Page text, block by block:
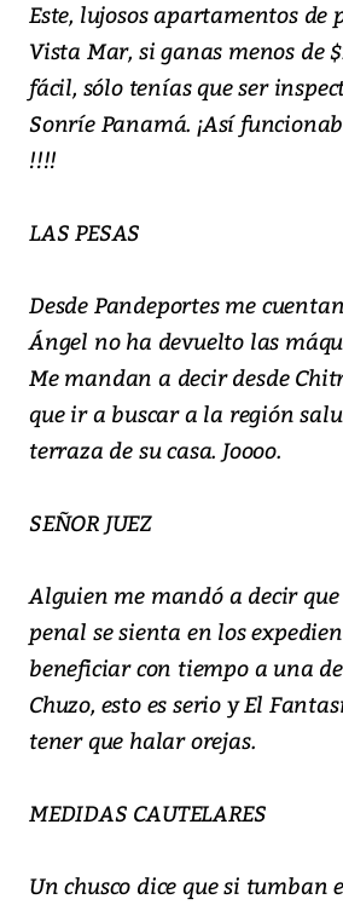
Este, lujosos apartamentos de
Vista Mar, si ganas menos de
fácil, sólo tenías que ser
Sonríe Panamá. ¡Así
!!!!
LAS PESAS
Desde Pandeportes me
Ángel no ha devuelto las
Me mandan a decir desde
que ir a buscar a la región
terraza de su casa. Joooo.
SEÑOR JUEZ
Alguien me mandó a decir
penal se sienta en los
beneficiar con tiempo a una
Chuzo, esto es serio y El
tener que halar orejas.
MEDIDAS CAUTELARES
Un chusco dice que si tumban